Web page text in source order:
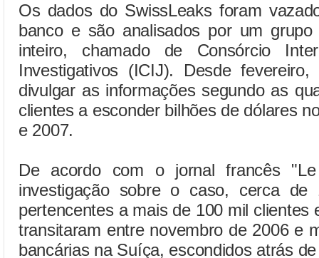
Os dados do SwissLeaks foram
banco e são analisados por um
inteiro, chamado de Consórcio
Investigativos (ICIJ). Desde
divulgar as informações segundo as
clientes a esconder bilhões de dólares
e 2007.
De acordo com o jornal francês
investigação sobre o caso, cerca de
pertencentes a mais de 100 mil clientes
transitaram entre novembro de 2006 e
bancárias na Suíça, escondidos atrás